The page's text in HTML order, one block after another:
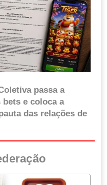
passa a
e coloca a
das relações de